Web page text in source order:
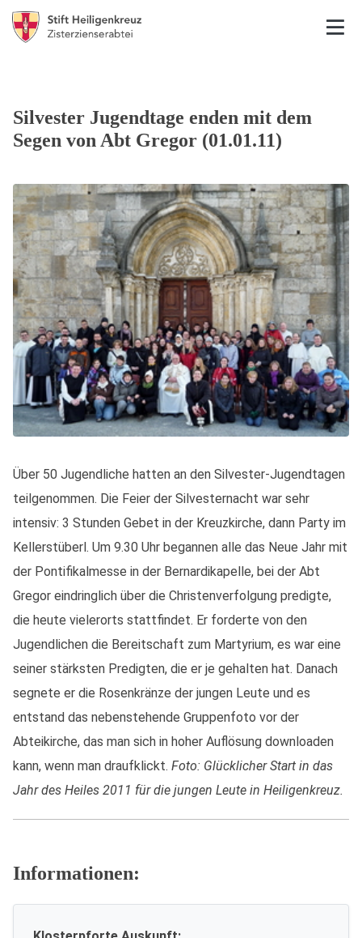
Silvester Jugendtage enden mit dem
Segen von Abt Gregor (01.01.11)
Über 50 Jugendliche hatten an den Silvester-Jugendtagen
teilgenommen. Die Feier der Silvesternacht war sehr
intensiv: 3 Stunden Gebet in der Kreuzkirche, dann Party im
Kellerstüberl. Um 9.30 Uhr begannen alle das Neue Jahr mit
der Pontifikalmesse in der Bernardikapelle, bei der Abt
Gregor eindringlich über die Christenverfolgung predigte,
die heute vielerorts stattfindet. Er forderte von den
Jugendlichen die Bereitschaft zum Martyrium, es war eine
seiner stärksten Predigten, die er je gehalten hat. Danach
segnete er die Rosenkränze der jungen Leute und es
entstand das nebenstehende Gruppenfoto vor der
Abteikirche, das man sich in hoher Auflösung downloaden
kann, wenn man draufklickt. Foto: Glücklicher Start in das
Jahr des Heiles 2011 für die jungen Leute in Heiligenkreuz.
Informationen: